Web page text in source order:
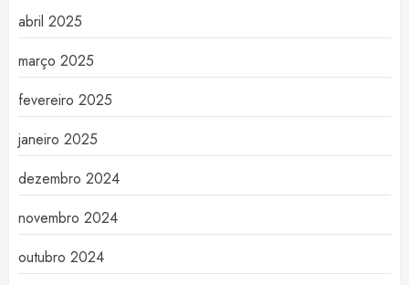
abril 2025
março 2025
fevereiro 2025
janeiro 2025
dezembro 2024
novembro 2024
outubro 2024